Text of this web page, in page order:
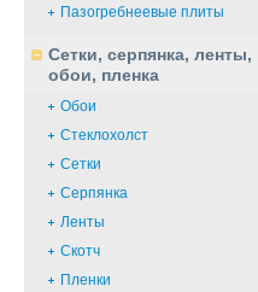
Пазогребнеевые плиты
Сетки, серпянка, ленты,
обои, пленка
Обои
Стеклохолст
Сетки
Серпянка
Ленты
Скотч
Пленки